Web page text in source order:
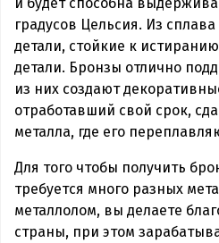
градусов Цельсия. Из
детали, стойкие к
детали. Бронзы отлично
из них создают
отработавший свой срок,
металла, где его
Для того чтобы получить
требуется много разных
металлолом, вы делаете
страны, при этом